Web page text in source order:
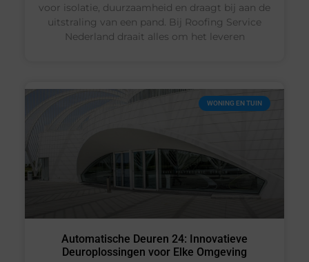
voor isolatie, duurzaamheid en draagt bij aan de
uitstraling van een pand. Bij Roofing Service
Nederland draait alles om het leveren
WONING EN TUIN
Automatische Deuren 24: Innovatieve
Deuroplossingen voor Elke Omgeving